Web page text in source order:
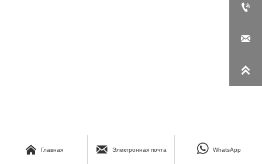
 Главная  Электронная почта  WhatsApp


